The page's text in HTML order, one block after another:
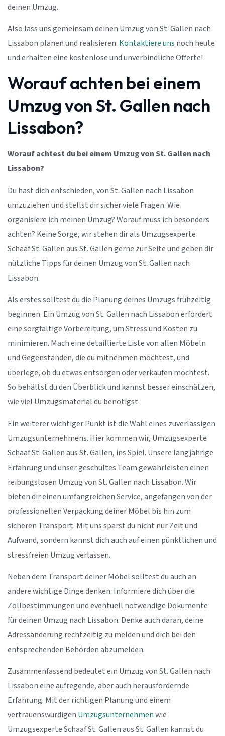
deinen Umzug.
Also lass uns gemeinsam deinen Umzug von St. Gallen nach
Lissabon planen und realisieren. Kontaktiere uns noch heute
und erhalten eine kostenlose und unverbindliche Offerte!
Worauf achten bei einem
Umzug von St. Gallen nach
Lissabon?
Worauf achtest du bei einem Umzug von St. Gallen nach
Lissabon?
Du hast dich entschieden, von St. Gallen nach Lissabon
umzuziehen und stellst dir sicher viele Fragen: Wie
organisiere ich meinen Umzug? Worauf muss ich besonders
achten? Keine Sorge, wir stehen dir als Umzugsexperte
Schaaf St. Gallen aus St. Gallen gerne zur Seite und geben dir
nützliche Tipps für deinen Umzug von St. Gallen nach
Lissabon.
Als erstes solltest du die Planung deines Umzugs frühzeitig
beginnen. Ein Umzug von St. Gallen nach Lissabon erfordert
eine sorgfältige Vorbereitung, um Stress und Kosten zu
minimieren. Mach eine detaillierte Liste von allen Möbeln
und Gegenständen, die du mitnehmen möchtest, und
überlege, ob du etwas entsorgen oder verkaufen möchtest.
So behältst du den Überblick und kannst besser einschätzen,
wie viel Umzugsmaterial du benötigst.
Ein weiterer wichtiger Punkt ist die Wahl eines zuverlässigen
Umzugsunternehmens. Hier kommen wir, Umzugsexperte
Schaaf St. Gallen aus St. Gallen, ins Spiel. Unsere langjährige
Erfahrung und unser geschultes Team gewährleisten einen
reibungslosen Umzug von St. Gallen nach Lissabon. Wir
bieten dir einen umfangreichen Service, angefangen von der
professionellen Verpackung deiner Möbel bis hin zum
sicheren Transport. Mit uns sparst du nicht nur Zeit und
Aufwand, sondern kannst dich auch auf einen pünktlichen und
stressfreien Umzug verlassen.
Neben dem Transport deiner Möbel solltest du auch an
andere wichtige Dinge denken. Informiere dich über die
Zollbestimmungen und eventuell notwendige Dokumente
für deinen Umzug nach Lissabon. Denke auch daran, deine
Adressänderung rechtzeitig zu melden und dich bei den
entsprechenden Behörden abzumelden.
Zusammenfassend bedeutet ein Umzug von St. Gallen nach
Lissabon eine aufregende, aber auch herausfordernde
Erfahrung. Mit der richtigen Planung und einem
vertrauenswürdigen Umzugsunternehmenwie
Umzugsexperte Schaaf St. Gallen aus St. Gallen kannst du